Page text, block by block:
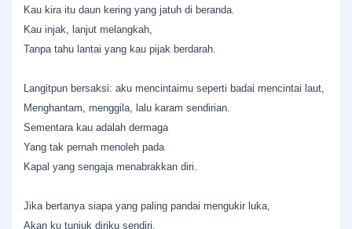
Kau kira itu daun kering yang jatuh di beranda.
Kau injak, lanjut melangkah,
Tanpa tahu lantai yang kau pijak berdarah.
Langitpun bersaksi: aku mencintaimu seperti badai mencintai laut,
Menghantam, menggila, lalu karam sendirian.
Sementara kau adalah dermaga
Yang tak pernah menoleh pada
Kapal yang sengaja menabrakkan diri.
Jika bertanya siapa yang paling pandai mengukir luka,
Akan ku tunjuk diriku sendiri,